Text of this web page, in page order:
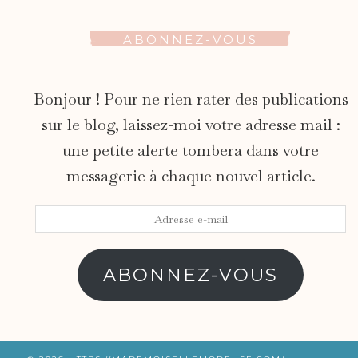
ABONNEZ-VOUS
Bonjour ! Pour ne rien rater des publications
sur le blog, laissez-moi votre adresse mail :
une petite alerte tombera dans votre
messagerie à chaque nouvel article.
ABONNEZ-VOUS